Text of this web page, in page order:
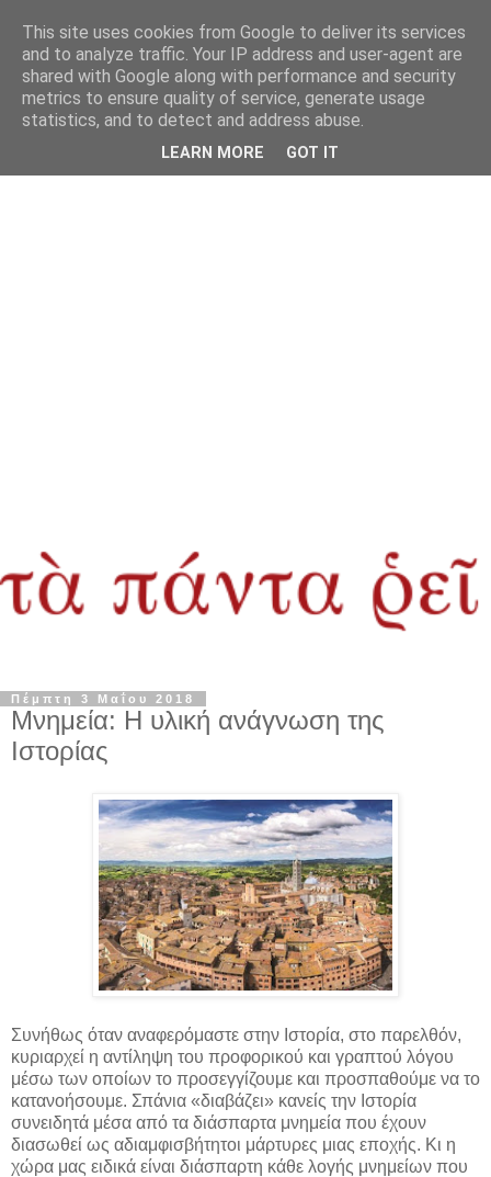
Πέμπτη 3 Μαΐου 2018
Μνημεία: H υλική ανάγνωση της
Ιστορίας
Συνήθως όταν αναφερόμαστε στην Ιστορία, στο παρελθόν,
κυριαρχεί η αντίληψη του προφορικού και γραπτού λόγου
μέσω των οποίων το προσεγγίζουμε και προσπαθούμε να το
κατανοήσουμε. Σπάνια «διαβάζει» κανείς την Ιστορία
συνειδητά μέσα από τα διάσπαρτα μνημεία που έχουν
διασωθεί ως αδιαμφισβήτητοι μάρτυρες μιας εποχής. Κι η
χώρα μας ειδικά είναι διάσπαρτη κάθε λογής μνημείων που
This site uses cookies from Google to deliver its services
and to analyze traffic. Your IP address and user-agent are
shared with Google along with performance and security
metrics to ensure quality of service, generate usage
statistics, and to detect and address abuse.
LEARN MORE GOT IT